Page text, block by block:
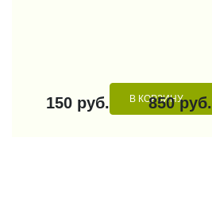
150 руб. В КОРЗИНУ
850 руб.